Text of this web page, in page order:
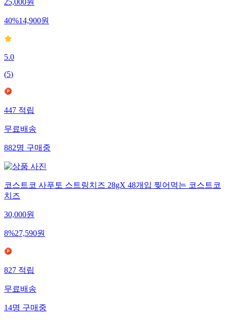
25,000원
40%14,900원
5.0
(5)
447적립
무료배송
882명구매중
코스트코 사푸토 스트링치즈 28gX 48개입 찢어먹는 코스트코
치즈
30,000원
8%27,590원
827적립
무료배송
14명구매중